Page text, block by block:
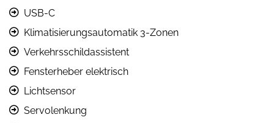
USB-C
Klimatisierungsautomatik 3-Zonen
Verkehrsschildassistent
Fensterheber elektrisch
Lichtsensor
Servolenkung